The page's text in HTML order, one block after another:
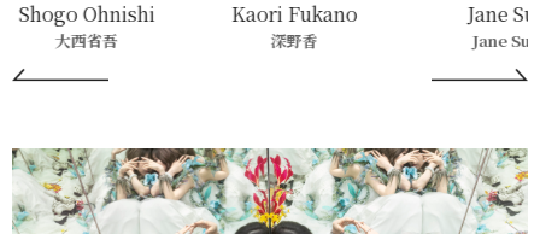
Ohnishi
大西省吾
Kaori Fukano
深野香
Jane Su
Jane Su